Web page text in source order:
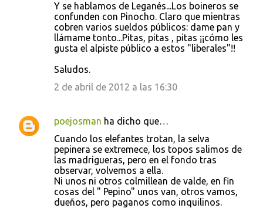
Y se hablamos de Leganés...Los boineros se
confunden con Pinocho. Claro que mientras
cobren varios sueldos públicos: dame pan y
llámame tonto...Pitas, pitas , pitas ¡¡cómo les
gusta el alpiste público a estos "liberales"!!
Saludos.
2 de abril de 2012 a las 16:30
poejosman ha dicho que…
Cuando los elefantes trotan, la selva
pepinera se extremece, los topos salimos de
las madrigueras, pero en el fondo tras
observar, volvemos a ella.
Ni unos ni otros colmillean de valde, en fin
cosas del " Pepino" unos van, otros vamos,
dueños, pero paganos como inquilinos.